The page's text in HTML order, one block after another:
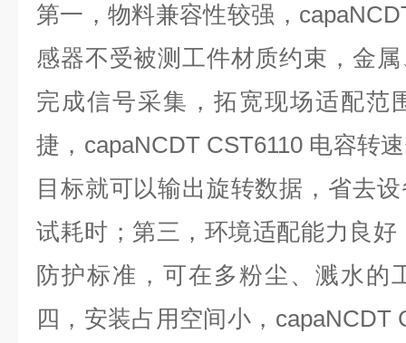
第一，物料兼容性较强，
感器不受被测工件材质约束，金
完成信号采集，拓宽现场适配范
捷， capaNCDT CST6110 电容转
目标就可以输出旋转数据，省去
试耗时；第三，环境适配能力良
防护标准，可在多粉尘、溅水的
四，安装占用空间小， capaNCDT